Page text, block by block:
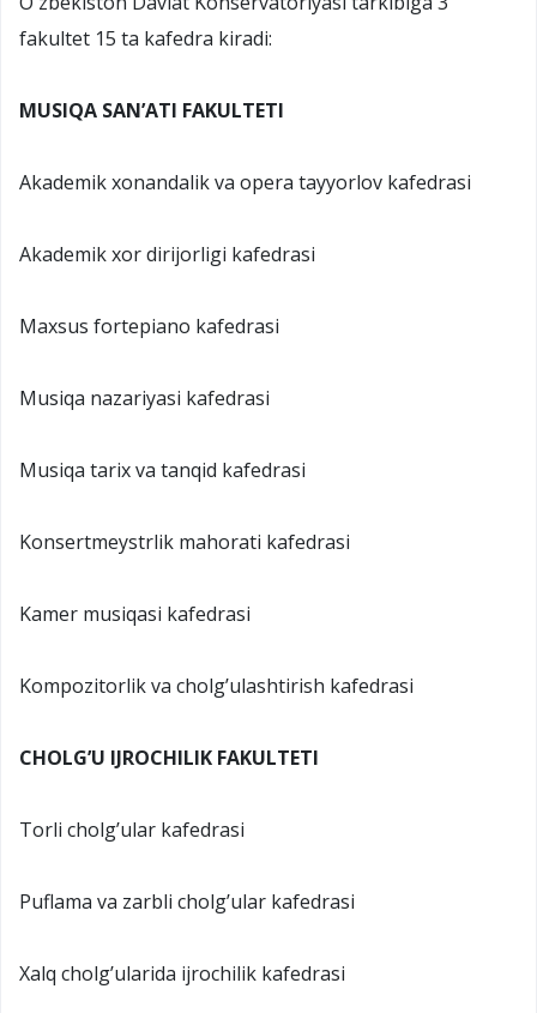
fakultet 15 ta kafedra kiradi:
MUSIQA SAN’ATI FAKULTETI
Akademik xonandalik va opera tayyorlov kafedrasi
Akademik xor dirijorligi kafedrasi
Maxsus fortepiano kafedrasi
Musiqa nazariyasi kafedrasi
Musiqa tarix va tanqid kafedrasi
Konsertmeystrlik mahorati kafedrasi
Kamer musiqasi kafedrasi
Kompozitorlik va cholg’ulashtirish kafedrasi
CHOLG’U IJROCHILIK FAKULTETI
Torli cholg’ular kafedrasi
Puflama va zarbli cholg’ular kafedrasi
Xalq cholg’ularida ijrochilik kafedrasi